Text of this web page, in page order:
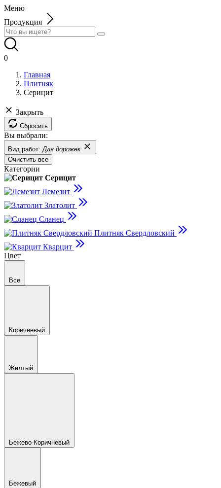
Меню
Продукция
0
Главная
Плитняк
Серицит
Закрыть
Сбросить
Вы выбрали:
Вид работ:Для дорожек
Очистить все
Категории
Серицит
Лемезит
Златолит
Сланец
Плитняк Свердловский
Кварцит
Цвет
Все
Коричневый
Желтый
Бежево-Коричневый
Бежевый